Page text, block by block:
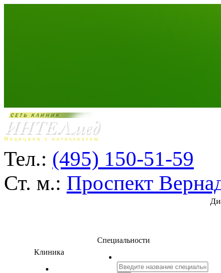
Тел.: (495) 150-51-59
Ст. м.: Проспект
Клиника
Специальности